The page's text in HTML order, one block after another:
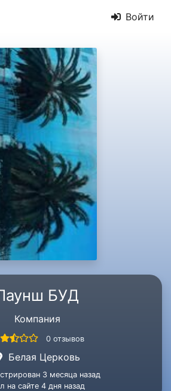
Войти
БУД
Компания
0 отзывов
Белая Церковь
3 месяца назад
на сайте 4 дня назад